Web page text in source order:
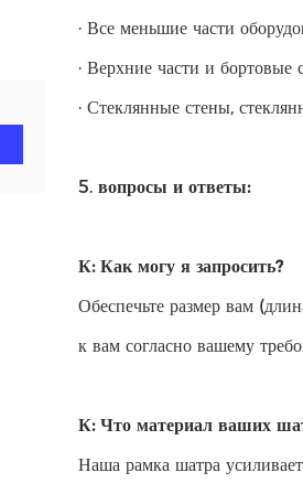
· Все меньшие части
· Верхние части и
· Стеклянные стены,
5. вопросы и ответы:
К: Как могу я запросить?
Обеспечьте размер вам
к вам согласно вашему
К: Что материал ваших
Наша рамка шатра